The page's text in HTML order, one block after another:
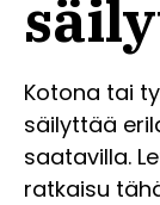
Kotona tai
säilyttää
saatavilla.
ratkaisu